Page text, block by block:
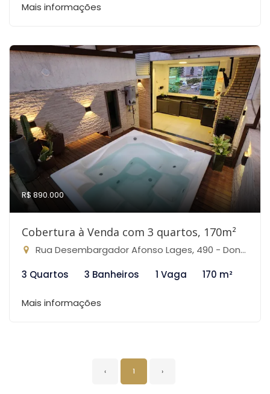
Mais informações
R$ 890.000
Cobertura à Venda com 3 quartos, 170m²
Rua Desembargador Afonso Lages, 490 - Dona Clara, Belo Horizonte-MG
3 Quartos
3 Banheiros 1 Vaga 170 m²
Mais informações
‹ 1 ›